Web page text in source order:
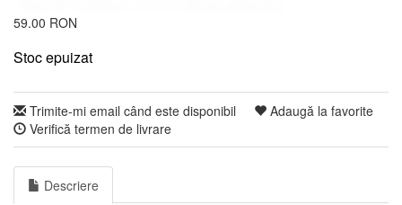
59.00 RON
Stoc epuizat
Trimite-mi email când este disponibil
Adaugă la favorite
Verifică termen de livrare
Descriere